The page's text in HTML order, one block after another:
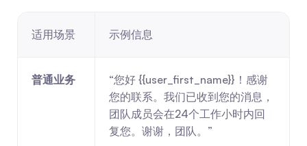
适用场景 示例信息
普通业务
“您好 {{user_first_name}}！感谢
您的联系。我们已收到您的消息，
团队成员会在24个工作小时内回
复您。谢谢，团队。”